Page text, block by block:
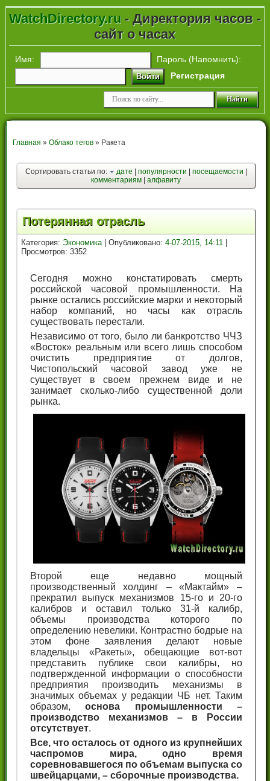
WatchDirectory.ru- Директория часов -
сайт о часах
Имя: Пароль (Напомнить):
Войти Регистрация
Главная » Облако тегов» Ракета
Сортировать статьи по: дате| популярности посещаемости
комментариям |алфавиту
Потерянная отрасль
Категория: Экономика| Опубликовано:4-07-2015, 14:11
Просмотров: 3352
Сегодня можно констатировать смерть
российской часовой промышленности. На
рынке остались российские марки и некоторый
набор компаний, но часы как отрасль
существовать перестали.
Независимо от того, было ли банкротство ЧЧЗ
«Восток» реальным или всего лишь способом
очистить предприятие от долгов,
Чистопольский часовой завод уже не
существует в своем прежнем виде и не
занимает сколько-либо существенной доли
рынка.
Второй еще недавно мощный
производственный холдинг – «Мактайм» –
прекратил выпуск механизмов 15-го и 20-го
калибров и оставил только 31-й калибр,
объемы производства которого по
определению невелики. Контрастно бодрые на
этом фоне заявления делают новые
владельцы «Ракеты», обещающие вот-вот
представить публике свои калибры, но
подтвержденной информации о способности
предприятия производить механизмы в
значимых объемах у редакции ЧБ нет. Таким
образом,основа промышленности –
производство механизмов – в России
отсутствует.
Все, что осталось от одного из крупнейших
часпромов мира, одно время
соревновавшегося по объемам выпуска со
швейцарцами, – сборочные производства.